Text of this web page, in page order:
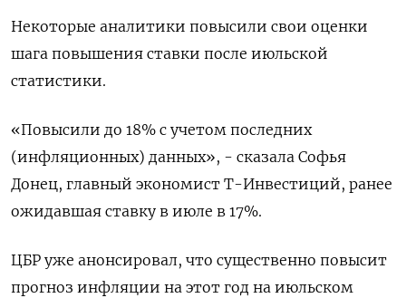
Некоторые аналитики повысили свои оценки
шага повышения ставки после июльской
статистики.
«Повысили до 18% с учетом последних
(инфляционных) данных», - сказала Софья
Донец, главный экономист Т-Инвестиций, ранее
ожидавшая ставку в июле в 17%.
ЦБР уже анонсировал, что существенно повысит
прогноз инфляции на этот год на июльском